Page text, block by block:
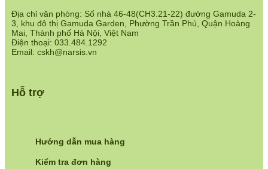
Địa chỉ văn phòng: Số nhà 46-48(CH3.21-22) đường Gamuda 2-
3, khu đô thị Gamuda Garden, Phường Trần Phú, Quận Hoàng
Mai, Thành phố Hà Nội, Việt Nam
Điện thoại: 033.484.1292
Email: cskh@narsis.vn
Hỗ trợ
Hướng dẫn mua hàng
Kiểm tra đơn hàng